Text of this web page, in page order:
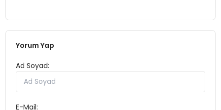
Yorum Yap
Ad Soyad:
E-Mail: